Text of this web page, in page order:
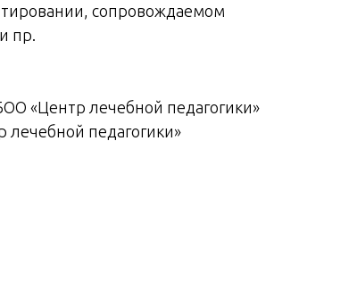
сопровождаемом
пр.
«Центр лечебной педагогики»
лечебной педагогики»